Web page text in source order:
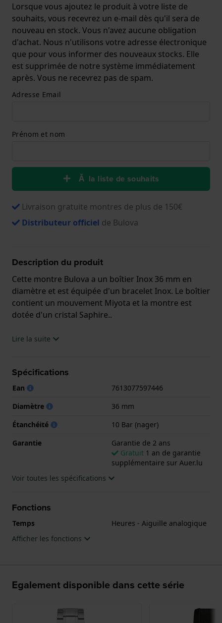
Lorsque vous ajoutez le produit à votre liste de
souhaits, vous recevrez un e-mail dès qu'il sera de
nouveau en stock. Vous n'avez aucune obligation
d'achat. Nous n'utilisons votre adresse électronique
que pour vous informer des nouveaux stocks. Elle
est supprimée de notre système immédiatement
après. Vous ne recevrez pas de spam.
Adresse Email
Prénom et nom
Ă la liste de souhaits
Livraison gratuite montres de plus de 150€
Distributeur officiel de Bulova
Description du produit
Cette montre Bulova a un boîtier Inox 36 mm en
diamètre et est équipée d'un bracelet Inox. Le boîtier
contient un mouvement Miyota et la montre est
dotée d'un cristal Saphire..
La montre est 10 ATM. Cela signifie que la montre
.
Lire la suite
Spécifications
Ean
7613077597446
Diamètre
36 mm
Étanchéité
10 Bar (nager)
Garantie
Garantie de 2 ans
Gratuit 1 an de garantie
supplémentaire sur Auer.lu
Voir toutes les spécifications
Fonctions
Temps
Heures - Aiguille analogique
Afficher les fonctions
Egalement disponible dans cette série